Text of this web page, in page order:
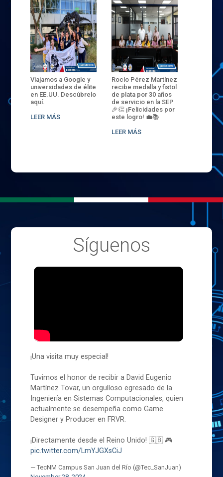
Viajamos a Google y
universidades de élite
en EE.UU. Descúbrelo
aquí.
LEER MÁS
Rocío Pérez Martínez
recibe medalla y fistol
de plata por 30 años
de servicio en la SEP
🎉👏 ¡Felicidades por
este logro! 💼📚
LEER MÁS
ENECB-
del
batalla.
32
sede
Síguenos
¡Una visita muy especial!
Tuvimos el honor de recibir a David Eugenio
Martínez Tovar, un orgulloso egresado de la
Ingeniería en Sistemas Computacionales, quien
actualmente se desempeña como Game
Designer y Producer en FRVR.
¡Directamente desde el Reino Unido! 🇬🇧 🎮
pic.twitter.com/LmYJGXsCiJ
— TecNM Campus San Juan del Río (@Tec_SanJuan)